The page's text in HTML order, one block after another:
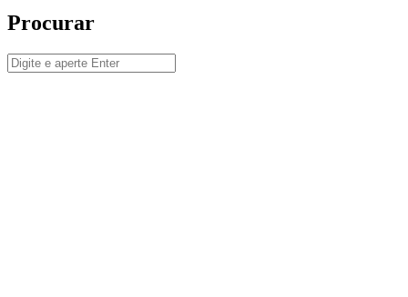
Procurar